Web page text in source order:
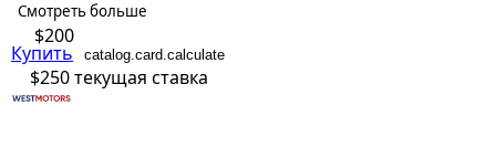
Смотреть больше
$200
Купить catalog.card.calculate
$250текущая ставка